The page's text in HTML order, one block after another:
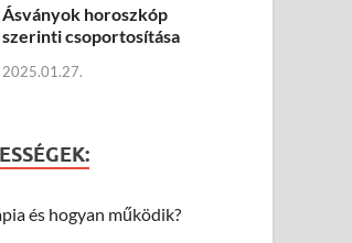
Ásványok horoszkóp
szerinti csoportosítása
2025.01.27.
és hogyan működik?